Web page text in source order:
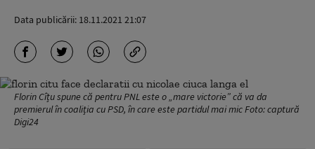
Data publicării: 18.11.2021 21:07
Florin Cîțu spune că pentru PNL este o „mare victorie” că va da
premierul în coaliția cu PSD, în care este partidul mai mic Foto: captură
Digi24